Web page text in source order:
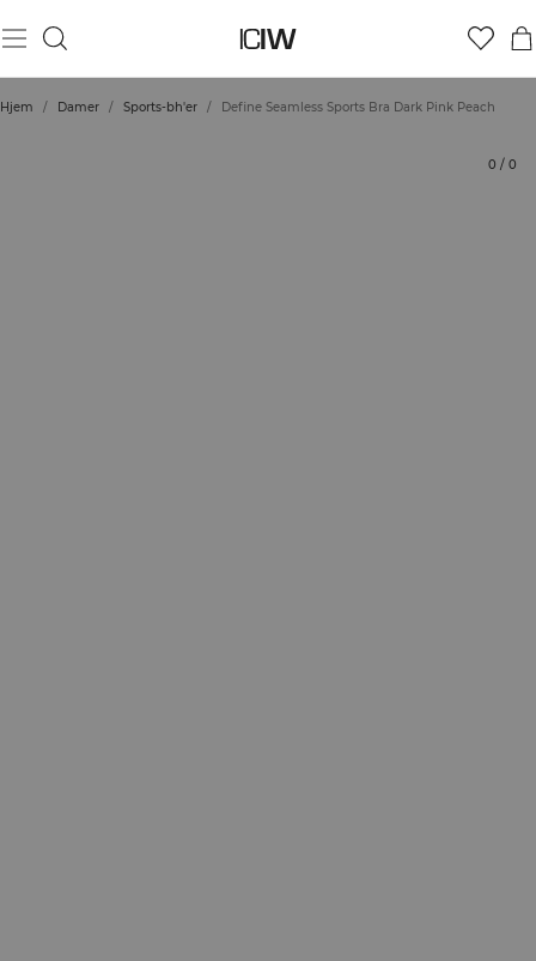
Hjem / Damer / Sports-bh'er / Define Seamless Sports Bra Dark Pink Peach
0 / 0